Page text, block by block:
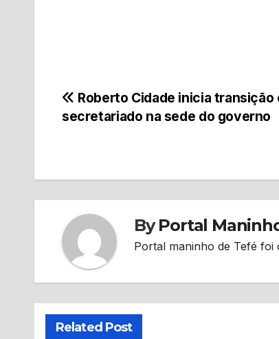
Navegação
Roberto Cidade inicia transição
secretariado na sede do governo
ByPortal
Portal maninho de Tefé foi
Related Post